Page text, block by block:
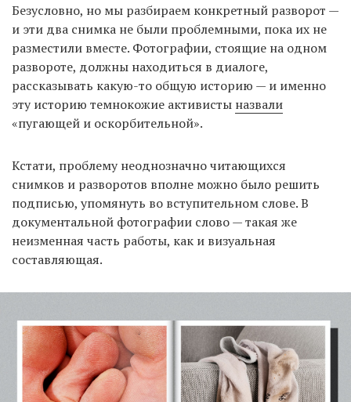
Безусловно, но мы разбираем конкретный разворот —
и эти два снимка не были проблемными, пока их не
разместили вместе. Фотографии, стоящие на одном
развороте, должны находиться в диалоге,
рассказывать какую-то общую историю — и именно
эту историю темнокожие активисты назвали
«пугающей и оскорбительной».
Кстати, проблему неоднозначно читающихся
снимков и разворотов вполне можно было решить
подписью, упомянуть во вступительном слове. В
документальной фотографии слово — такая же
неизменная часть работы, как и визуальная
составляющая.